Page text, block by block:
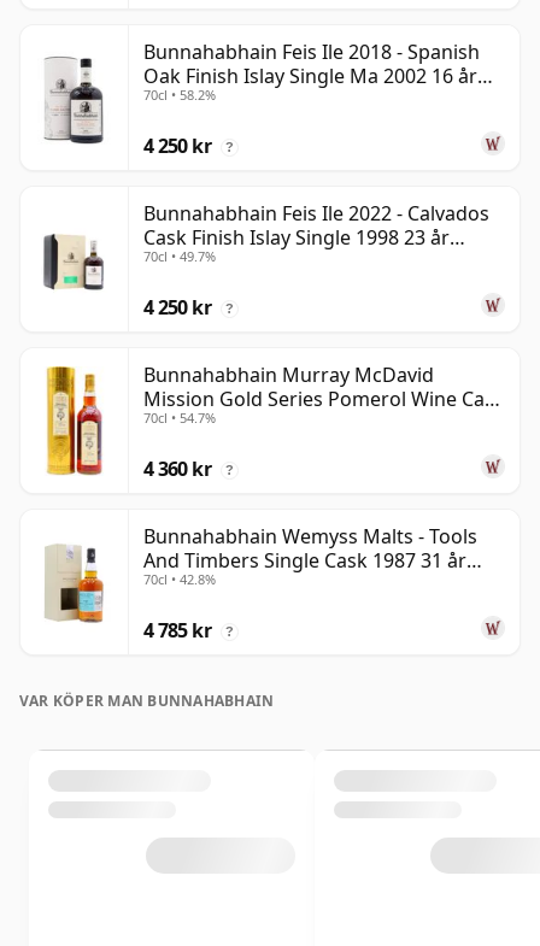
Bunnahabhain Feis Ile 2018 - Spanish
Oak Finish Islay Single Ma 2002 16 år
gammal
70cl • 58.2%
4 250 kr ?
Bunnahabhain Feis Ile 2022 - Calvados
Cask Finish Islay Single 1998 23 år
gammal
70cl • 49.7%
4 250 kr ?
Bunnahabhain Murray McDavid
Mission Gold Series Pomerol Wine Ca
1997 21 år gammal
70cl • 54.7%
4 360 kr ?
Bunnahabhain Wemyss Malts - Tools
And Timbers Single Cask 1987 31 år
gammal
70cl • 42.8%
4 785 kr ?
VAR KÖPER MAN BUNNAHABHAIN